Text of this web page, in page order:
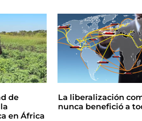
de
en África
La liberalización
nunca benefició a